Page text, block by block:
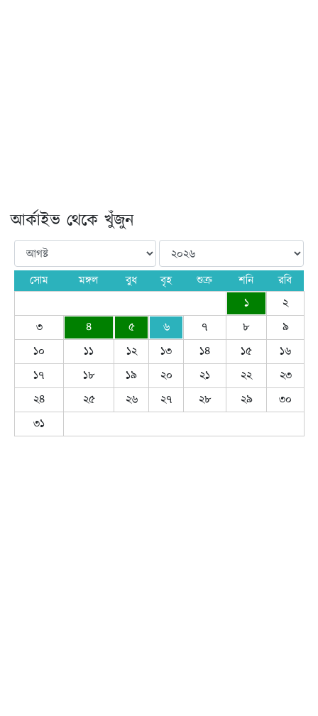
আর্কাইভ থেকে খুঁজুন
সোম মঙ্গল বুধ বৃহ শুক্র শনি
রবি
১
২
৩
৪ ৫ ৬ ৭ ৮
৯
১০
১১ ১২ ১৩ ১৪ ১৫
১৬
১৭
১৮ ১৯ ২০ ২১ ২২
২৩
২৪
২৫ ২৬ ২৭ ২৮ ২৯
৩০
৩১